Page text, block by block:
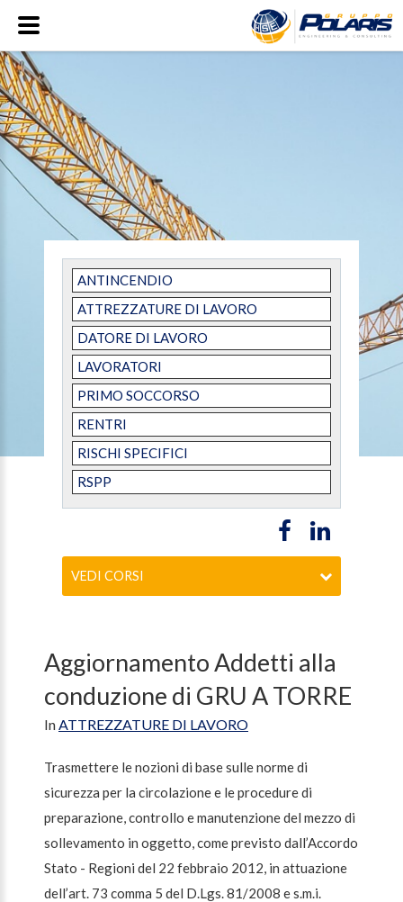
ANTINCENDIO
ATTREZZATURE DI LAVORO
DATORE DI LAVORO
LAVORATORI
PRIMO SOCCORSO
RENTRI
RISCHI SPECIFICI
RSPP
VEDI CORSI
Aggiornamento Addetti alla
conduzione di GRU A TORRE
InATTREZZATURE DI LAVORO
Trasmettere le nozioni di base sulle norme di
sicurezza per la circolazione e le procedure di
preparazione, controllo e manutenzione del mezzo di
sollevamento in oggetto, come previsto dall’Accordo
Stato - Regioni del 22 febbraio 2012, in attuazione
dell’art. 73 comma 5 del D.Lgs. 81/2008 e s.m.i.